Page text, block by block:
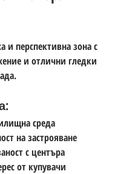
и перспективна зона с
и отлични гледки
среда
на застрояване
с центъра
от купувачи